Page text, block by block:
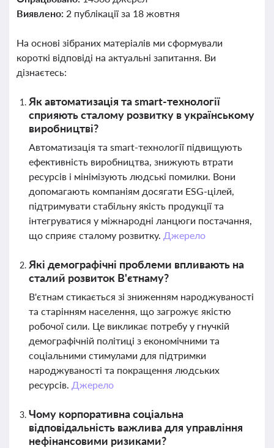
Виявлено: 2 публікації за 18 жовтня
На основі зібраних матеріалів ми сформували
короткі відповіді на актуальні запитання. Ви
дізнаєтесь:
Як автоматизація та smart-технології
сприяють сталому розвитку в українському
виробництві?
Автоматизація та smart-технології підвищують
ефективність виробництва, знижують втрати
ресурсів і мінімізують людські помилки. Вони
допомагають компаніям досягати ESG-цілей,
підтримувати стабільну якість продукції та
інтегруватися у міжнародні ланцюги постачання,
що сприяє сталому розвитку. Джерело
Які демографічні проблеми впливають на
сталий розвиток В'єтнаму?
В'єтнам стикається зі зниженням народжуваності
та старінням населення, що загрожує якістю
робочої сили. Це викликає потребу у гнучкій
демографічній політиці з економічними та
соціальними стимулами для підтримки
народжуваності та покращення людських
ресурсів. Джерело
Чому корпоративна соціальна
відповідальність важлива для управління
нефінансовими ризиками?